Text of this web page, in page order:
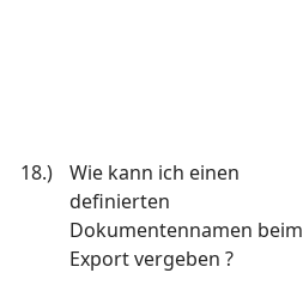
18.)
Wie kann ich einen
definierten
Dokumentennamen beim
Export vergeben ?